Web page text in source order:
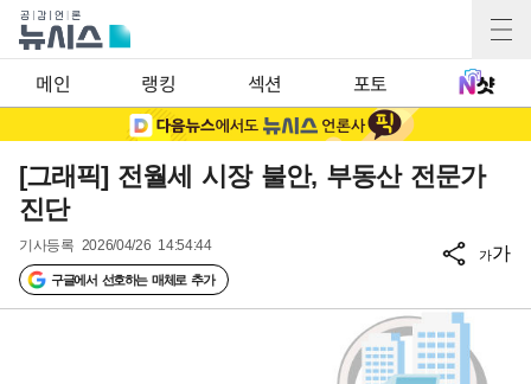
메인 랭킹 섹션 포토
[그래픽] 전월세 시장 불안, 부동산 전문가
진단
기사등록 2026/04/26 14:54:44
구글에서 선호하는 매체로 추가
가가